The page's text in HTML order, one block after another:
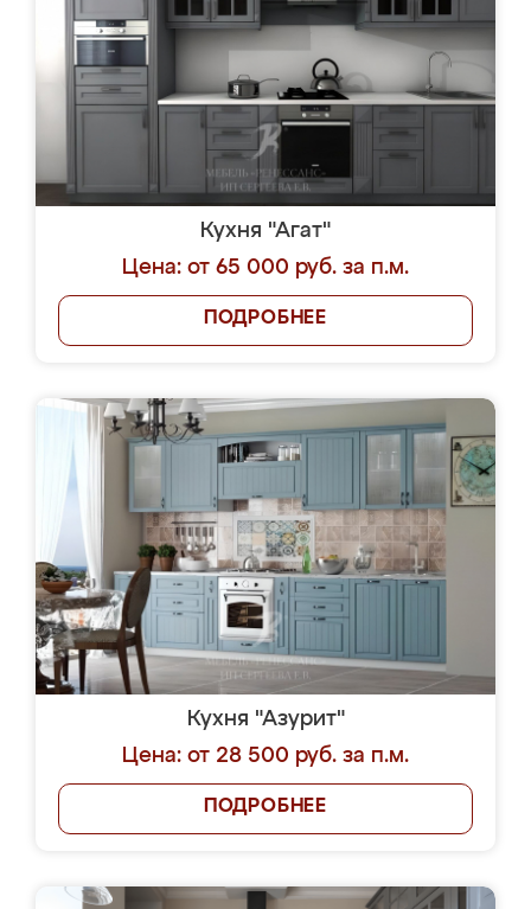
Кухня "Агат"
Цена: от 65 000 руб. за п.м.
ПОДРОБНЕЕ
Кухня "Азурит"
Цена: от 28 500 руб. за п.м.
ПОДРОБНЕЕ